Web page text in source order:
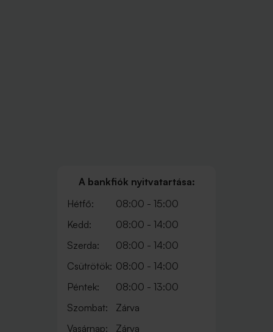
A bankfiók nyitvatartása:
Hétfő:
08:00 - 15:00
Kedd:
08:00 - 14:00
Szerda:
08:00 - 14:00
Csütrötök: 08:00 - 14:00
Péntek:
08:00 - 13:00
Szombat:
Zárva
Vasárnap:
Zárva